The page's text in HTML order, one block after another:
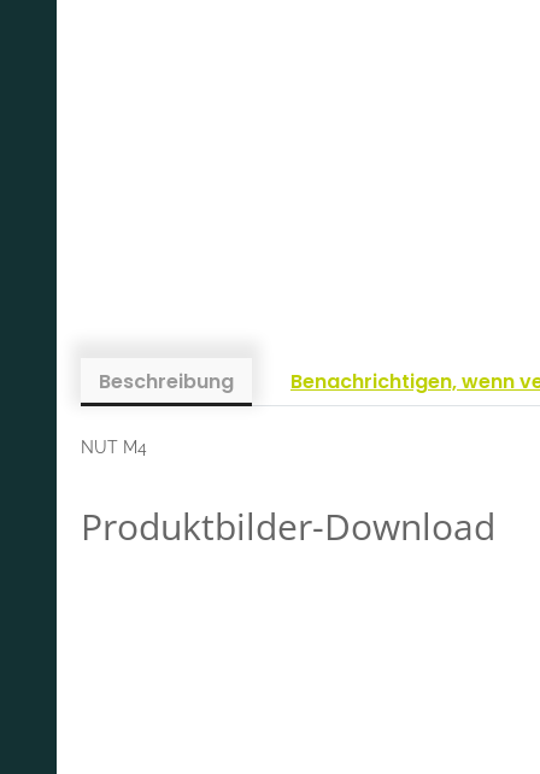
Beschreibung Benachrichtigen, wenn
NUT M4
Produktbilder-Download